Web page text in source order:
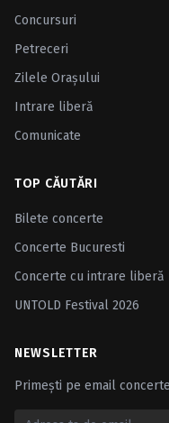
Concursuri
Petreceri
Zilele Oraşului
Intrare liberă
Comunicate
TOP CĂUTĂRI
Bilete concerte
Concerte Bucuresti
Concerte cu intrare liberă
UNTOLD Festival 2026
NEWSLETTER
Primești pe email